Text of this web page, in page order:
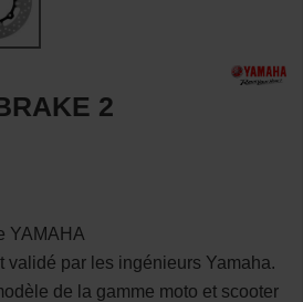
2
YAMAHA
validé par les ingénieurs Yamaha.
de la gamme moto et scooter